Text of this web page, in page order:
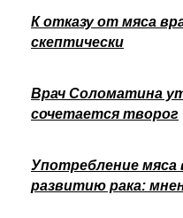
К отказу от мяса
скептически
Врач Соломатина
сочетается творог
Употребление мяса
развитию рака: